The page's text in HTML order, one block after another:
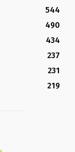
544
490
434
237
231
219